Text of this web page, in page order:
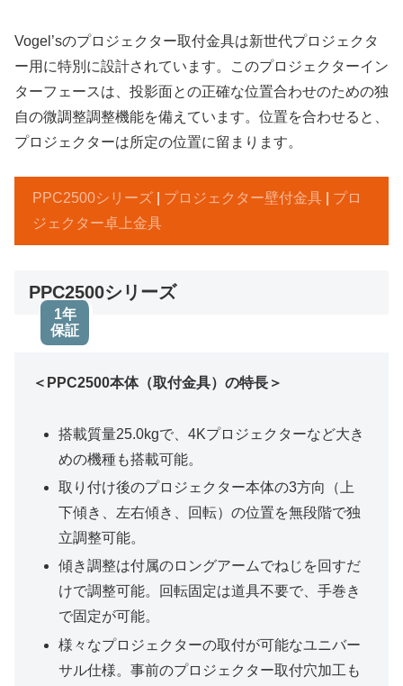
Vogel’sのプロジェクター取付金具は新世代プロジェクタ
ー用に特別に設計されています。このプロジェクターイン
ターフェースは、投影面との正確な位置合わせのための独
自の微調整調整機能を備えています。位置を合わせると、
プロジェクターは所定の位置に留まります。
PPC2500シリーズ プロジェクター壁付金具
プロ
ジェクター卓上金具
PPC2500シリーズ
1年
保証
＜PPC2500本体（取付金具）の特長＞
搭載質量25.0kgで、4Kプロジェクターなど大き
めの機種も搭載可能。
取り付け後のプロジェクター本体の3方向（上
下傾き、左右傾き、回転）の位置を無段階で独
立調整可能。
傾き調整は付属のロングアームでねじを回すだ
けで調整可能。回転固定は道具不要で、手巻き
で固定が可能。
様々なプロジェクターの取付が可能なユニバー
サル仕様。事前のプロジェクター取付穴加工も